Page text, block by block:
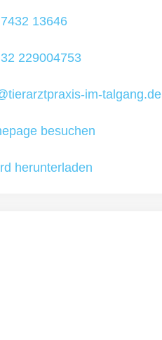
13646
229004753
im-talgang.de
besuchen
herunterladen